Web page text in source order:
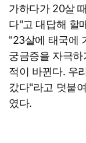
가하다가 20살
다"고 대답해 할
"23살에 태국에
궁금증을 자극
적이 바뀐다. 우
갔다"라고 덧붙
였다.